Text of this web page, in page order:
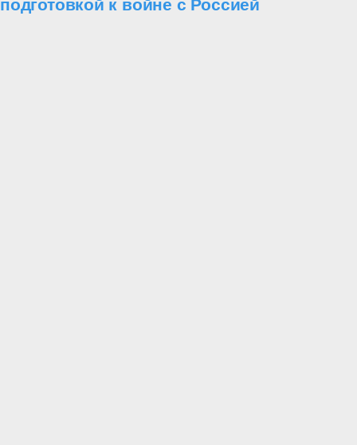
подготовкой к войне с Россией